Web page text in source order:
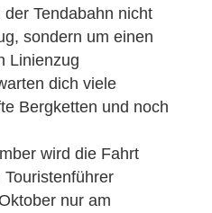
Tendabahn nicht
sondern um einen
Linienzug
dich viele
Bergketten und noch
wird die Fahrt
nur am